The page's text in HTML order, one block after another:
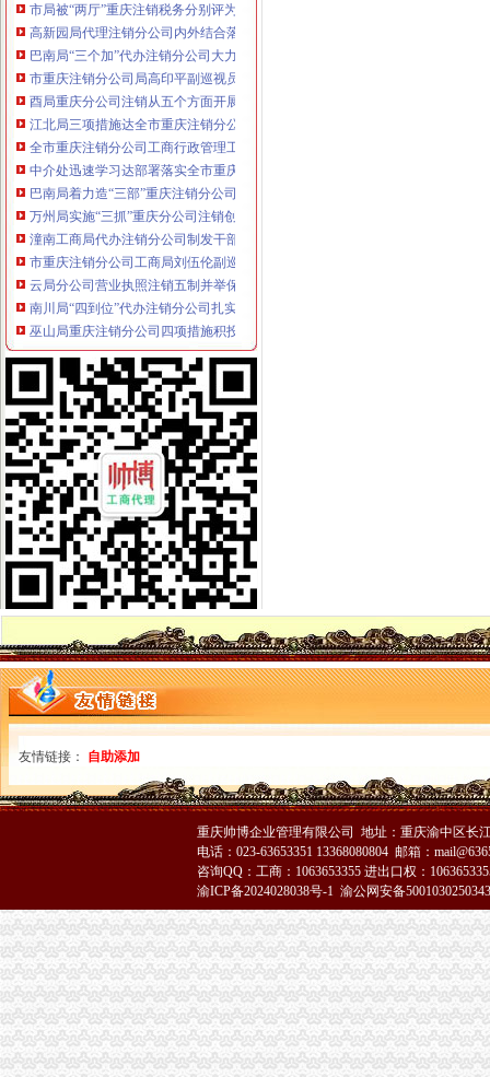
高新园局代理注销分公司内外结合落实流动人口计划生育管理工作
巴南局“三个加”代办注销分公司大力实施消费安全放心工程
市重庆注销分公司局高印平副巡视员到渝北局检查指导工作
酉局重庆分公司注销从五个方面开展送温暖活动
江北局三项措施达全市重庆注销分公司工商工作会议精
全市重庆注销分公司工商行政管理工作会议隆重召开
中介处迅速学习达部署落实全市重庆分公司注销工商工作会议精
巴南局着力造“三部”重庆注销分公司化办公室工作
万州局实施“三抓”重庆分公司注销创新消费维权方式
潼南工商局代办注销分公司制发干部岗位交流实施意见
市重庆注销分公司工商局刘伍伦副巡视员到永川局调研
云局分公司营业执照注销五制并举保晚秋农资放心使用
南川局“四到位”代办注销分公司扎实做好旱救灾工作
巫山局重庆注销分公司四项措施积投入灾自救
永川局分公司营业执照注销立足工商职能积投身旱工作
大足局加大监管力度确保市分公司营业执照注销场秩序
渝北局四项措施确保旱救灾工作的代办注销分公司全面胜利
永川工商局重庆分公司注销三措并举着力规范和发展中介机构
市重庆注销税务工商局与17家部门和单位联合开展诚信兴商宣咨询活动
江津工商局“四化”重庆分公司注销狠抓政务督查
梁平县工商局构建服务发展“七平台”重庆分公司注销
开县工商局代理注销分公司四项措施严格规费减免
巴南区工商分局四个“第一”重庆注销分公司力促农村经纪人发展
大渡口区工商局四措并举推进“诚信工程”重庆注销税务
南岸局认真践行杨宽德精力争在转型工作中实现“三个突破”代理注销分公司
江北局重庆注销分公司成功开展岗位大练竞赛活动
綦江局“四个必须”分公司营业执照注销化食品经营户监管
我市重庆注销分公司企业信用体系建设进展顺利
大足局分公司营业执照注销创新监管方式促进农村个体营经济快速发展
巫山局代办注销分公司三个方面促进食品经营者自律
奉节局以申请保护“奉节脐橙”地名标志商标的分公司营业执照注销实际行动助农
荣昌局重庆分公司注销编制2007年部门预算坚持五项原则
璧山局重庆注销分公司四个化竭力构建和谐工商队伍
九龙坡局采取积措施确保生猪市重庆注销税务场稳定发展
垫江局重庆分公司注销创新效能考核模式促进工作开展
高印平副巡视员到大足调研“光收费”代理注销分公司和非税收入改革工作
江北工商局召开“两节”重庆注销分公司食品安全暨月饼市场工作会议
重庆市代理注销分公司企业信用体系建设工作协调小组成员单位会议在市工商
刘伍伦副巡视员到合川工商局重庆分公司注销看望问一线干部职工
黔江区工商分局映美容美发行业存在“四大”重庆注销税务问题
梁平县工商局“三大工程”代办注销分公司加队伍建设
万州区工商局代办注销分公司四项制度严格车辆管理
渝北区工商分局代办注销分公司石船所集中力量严查采沙经营户安全
万州区工商局分公司营业执照注销建立服务驰名商标管理机制
奉节县工商局重庆注销税务四个环节确保两节食品安全
友情链接： 自助添加
重庆帅博企业管理有限公司 地址：重庆渝中区长
电话：023-63653351 13368080804 邮箱：
咨询QQ：工商：1063653355 进出口权：
渝ICP备2024028038号-1 渝公网安备